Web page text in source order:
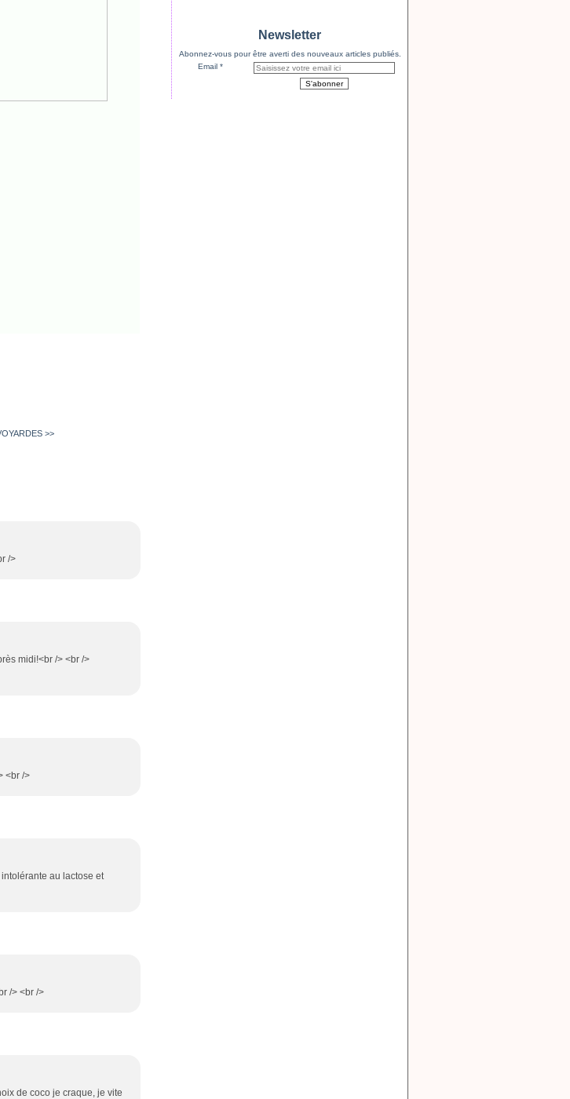
>>
/>
midi!<br /> <br />
<br />
au lactose et
/> <br />
de coco je craque, je vite
Newsletter
Abonnez-vous pour être averti des nouveaux articles publiés.
Email